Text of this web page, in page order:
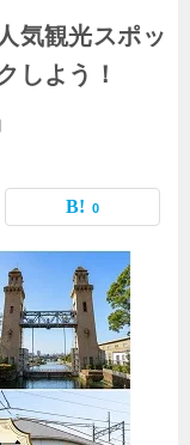
気観光スポッ
しよう！
0